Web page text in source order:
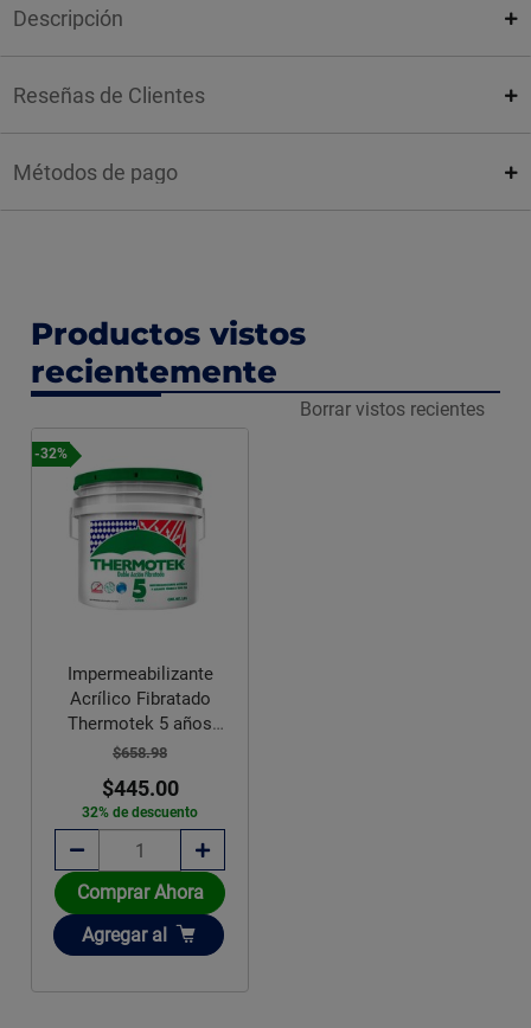
Descripción
Reseñas de Clientes
Métodos de pago
Productos vistos
recientemente
Borrar vistos recientes
-32%
Impermeabilizante
Acrílico Fibratado
Thermotek 5 años
Fibermax
$658.98
$445.00
32% de descuento
Comprar Ahora
Añadir
Agregar al